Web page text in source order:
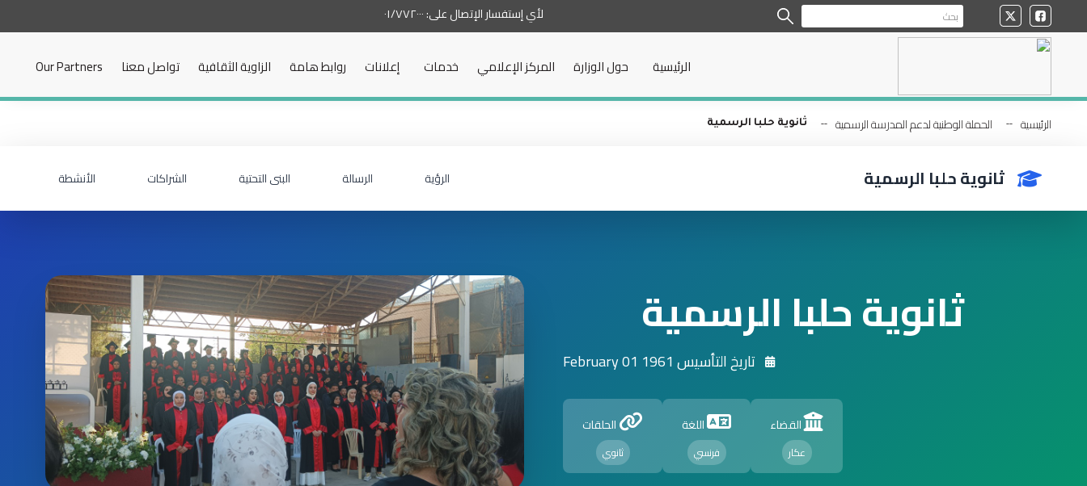
لأي إستفسار الإتصال على:٠١/٧٧٢٠٠٠
الرئيسية حول الوزارة المركز الإعلامي خدمات إعلانات روابط هامة الزاوية الثقافية تواصل معنا Our Partners
الرئيسية الحملة الوطنية لدعم المدرسة الرسمية ثانوية حلبا الرسمية
ثانوية حلبا الرسمية الرؤية الرسالة البنى التحتية الشراكات الأنشطة
ثانوية حلبا الرسمية
تاريخ التأسيس 1961 February 01
القضاء
عكار
اللغة
فرنسي
الحلقات
ثانوي